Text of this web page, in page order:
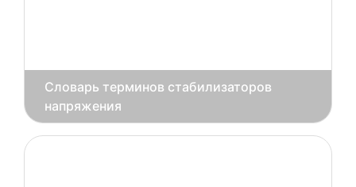
Словарь терминов стабилизаторов
напряжения